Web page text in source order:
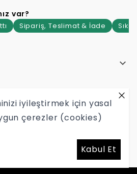
iyileştirmek için yasal
çerezler (cookies)
Kabul Et
var?
Sipariş, Teslimat & İade
İç Ve Dış Ticaret Limited Şirketi